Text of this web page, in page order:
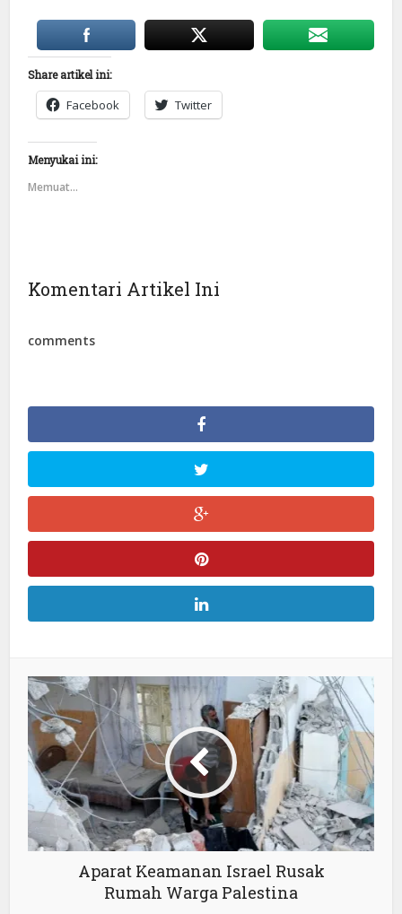
Share artikel ini:
Facebook Twitter
Menyukai ini:
Memuat...
Komentari Artikel Ini
comments
Aparat Keamanan Israel Rusak
Rumah Warga Palestina